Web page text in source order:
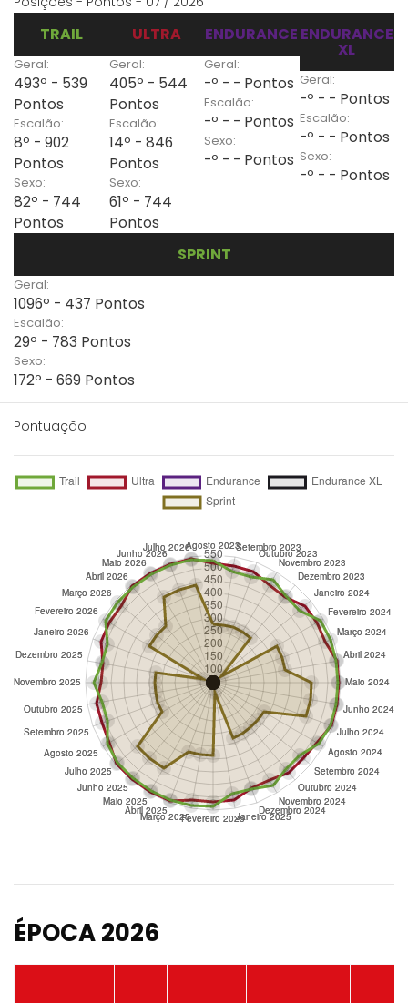
TRAIL
Geral:
493º - 539
Pontos
Escalão:
8º - 902
Pontos
Sexo:
82º - 744
Pontos
ULTRA
Geral:
405º - 544
Pontos
Escalão:
14º - 846
Pontos
Sexo:
61º - 744
Pontos
ENDURANCE
Geral:
-º - - Pontos
Escalão:
-º - - Pontos
Sexo:
-º - - Pontos
ENDURANCE
XL
Geral:
-º - - Pontos
Escalão:
-º - - Pontos
Sexo:
-º - - Pontos
SPRINT
Geral:
1096º - 437 Pontos
Escalão:
29º - 783 Pontos
Sexo:
172º - 669 Pontos
Pontuação
ÉPOCA 2026